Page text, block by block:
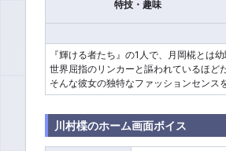
特技・趣味
『輝ける者たち』の1人で、月岡椛とは幼
世界屈指のリンカーと謳われているほど
そんな彼女の独特なファッションセンス
川村楪のホーム画面ボイス